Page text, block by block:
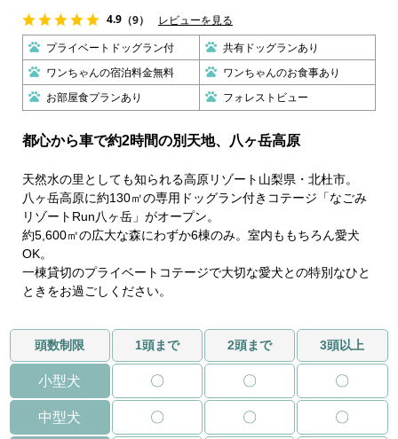
4.9 （9） レビューを見る
プライベートドッグラン付 共有ドッグランあり
ワンちゃんの宿泊料金無料 ワンちゃんのお食事あり
お部屋食プランあり フォレストビュー
都心から車で約2時間の別天地、八ヶ岳高原
天然水の里としても知られる高原リゾート山梨県・北杜市。
八ヶ岳高原に約130㎡の専用ドッグラン付きコテージ「なごみ
リゾートRun八ヶ岳」がオープン。
約5,600㎡の広大な森にわずか6棟のみ。室内ももちろん愛犬
OK。
一棟貸切のプライベートコテージで大切な愛犬との特別なひと
ときをお過ごしください。
頭数制限 1頭まで 2頭まで 3頭以上
小型犬 〇 〇 〇
中型犬 〇 〇 〇